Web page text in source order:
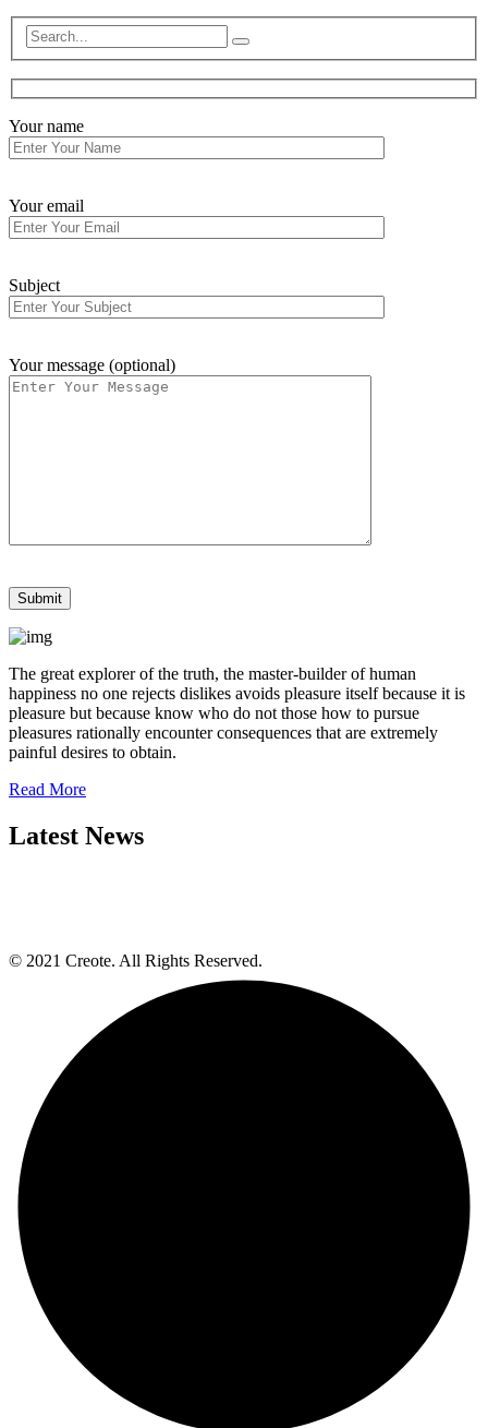
Your name
Your email
Subject
Your message (optional)
The great explorer of the truth, the master-builder of human
happiness no one rejects dislikes avoids pleasure itself because it is
pleasure but because know who do not those how to pursue
pleasures rationally encounter consequences that are extremely
painful desires to obtain.
Read More
Latest News
© 2021 Creote. All Rights Reserved.